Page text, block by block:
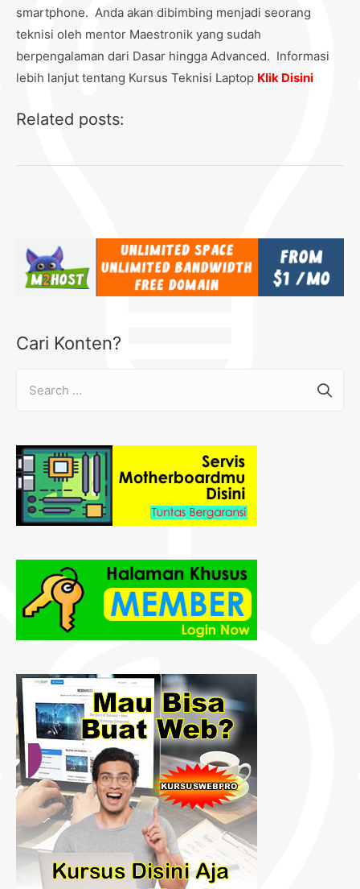
smartphone. Anda akan dibimbing menjadi seorang
teknisi oleh mentor Maestronik yang sudah
berpengalaman dari Dasar hingga Advanced. Informasi
lebih lanjut tentang Kursus Teknisi Laptop Klik Disini
Related posts:
Cari Konten?